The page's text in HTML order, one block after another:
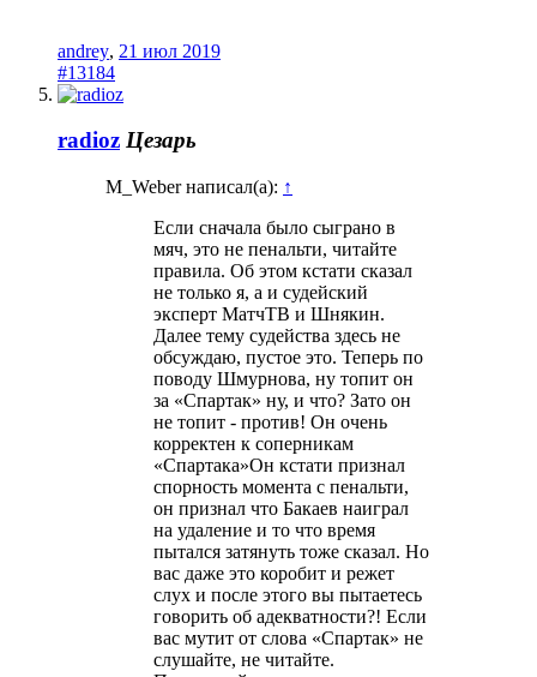
andrey, 21 июл 2019
#13184
radioz Цезарь
M_Weber написал(а): ↑
Если сначала было сыграно в
мяч, это не пенальти, читайте
правила. Об этом кстати сказал
не только я, а и судейский
эксперт МатчТВ и Шнякин.
Далее тему судейства здесь не
обсуждаю, пустое это. Теперь по
поводу Шмурнова, ну топит он
за «Спартак» ну, и что? Зато он
не топит - против! Он очень
корректен к соперникам
«Спартака»Он кстати признал
спорность момента с пенальти,
он признал что Бакаев наиграл
на удаление и то что время
пытался затянуть тоже сказал. Но
вас даже это коробит и режет
слух и после этого вы пытаетесь
говорить об адекватности?! Если
вас мутит от слова «Спартак» не
слушайте, не читайте.